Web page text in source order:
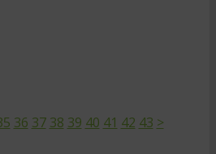
36 37 38 39 40 41 42 43 >